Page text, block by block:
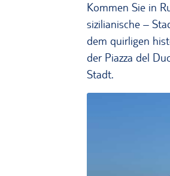
Kommen Sie in
sizilianische –
dem quirligen
der Piazza del
Stadt.